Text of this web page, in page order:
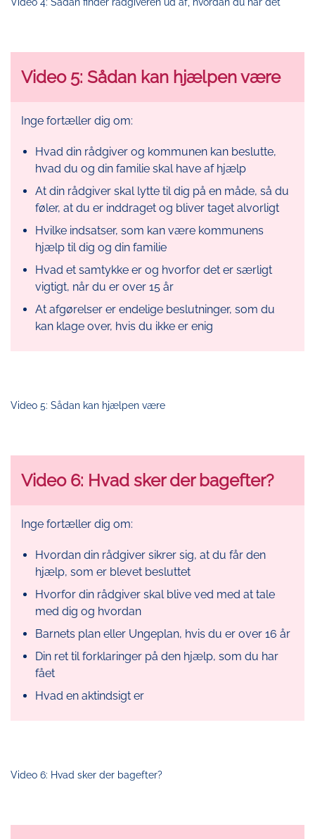
Video 4: Sådan finder rådgiveren ud af, hvordan du har det
Video 5: Sådan kan hjælpen være
Inge fortæller dig om:
Hvad din rådgiver og kommunen kan beslutte,
hvad du og din familie skal have af hjælp
At din rådgiver skal lytte til dig på en måde, så du
føler, at du er inddraget og bliver taget alvorligt
Hvilke indsatser, som kan være kommunens
hjælp til dig og din familie
Hvad et samtykke er og hvorfor det er særligt
vigtigt, når du er over 15 år
At afgørelser er endelige beslutninger, som du
kan klage over, hvis du ikke er enig
Video 5: Sådan kan hjælpen være
Video 6: Hvad sker der bagefter?
Inge fortæller dig om:
Hvordan din rådgiver sikrer sig, at du får den
hjælp, som er blevet besluttet
Hvorfor din rådgiver skal blive ved med at tale
med dig og hvordan
Barnets plan eller Ungeplan, hvis du er over 16 år
Din ret til forklaringer på den hjælp, som du har
fået
Hvad en aktindsigt er
Video 6: Hvad sker der bagefter?